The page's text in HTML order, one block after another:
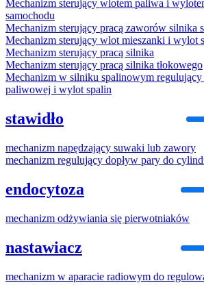
Mechanizm sterujący wlotem paliwa i
samochodu
Mechanizm sterujący pracą zaworów silnika
Mechanizm sterujący wlot mieszanki i wylot
Mechanizm sterujący pracą silnika
Mechanizm sterujący pracą silnika tłokowego
Mechanizm w silniku spalinowym
paliwowej i wylot spalin
stawidło
mechanizm napędzający suwaki lub zawory
mechanizm regulujący dopływ pary do
endocytoza
mechanizm odżywiania się pierwotniaków
nastawiacz
mechanizm w aparacie radiowym do